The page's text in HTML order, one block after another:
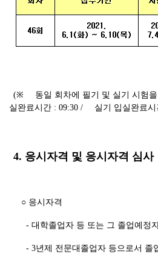
(※ 동일 회차에 필기 및 실기 시험
실완료시간 : 09:30 / 실기 입실완료시
4. 응시자격 및 응시자격 심사
○ 응시자격
- 대학졸업자 등 또는 그 졸업예정
- 3년제 전문대졸업자 등으로서 졸